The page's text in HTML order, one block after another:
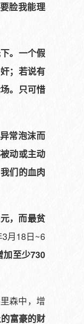
脸我能理
。一个假
；若说有
。只可惜
常泡沫而
动或主动
我们的血肉
，而最贫
月18日~6
加至少730
森中，增
富豪的财